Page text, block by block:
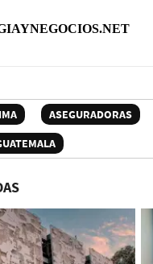
ASEGURADORAS